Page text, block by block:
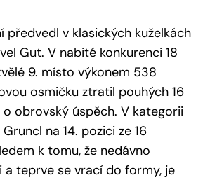
předvedl v klasických kuželkách
Gut. V nabité konkurenci 18
9. místo výkonem 538
osmičku ztratil pouhých 16
o obrovský úspěch. V kategorii
na 14. pozici ze 16
k tomu, že nedávno
teprve se vrací do formy, je